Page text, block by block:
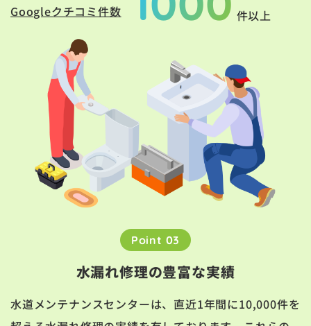
Googleクチコミ件数 件以上
Point 03
水漏れ修理の豊富な実績
水道メンテナンスセンターは、直近1年間に10,000件を